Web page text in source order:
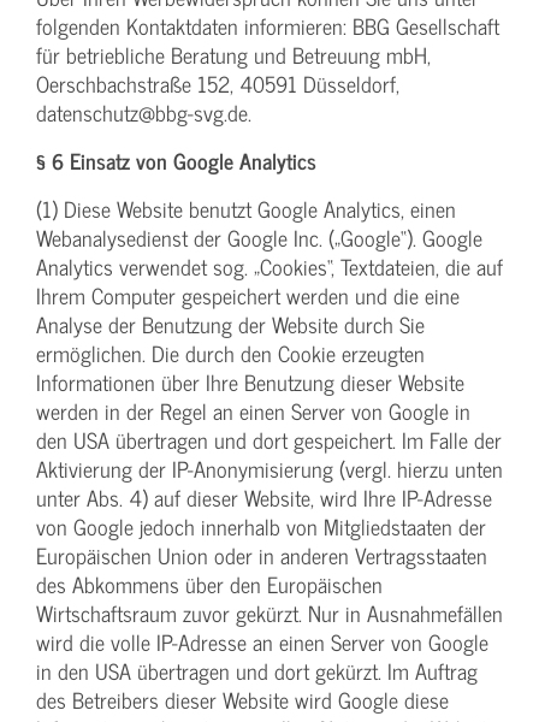
folgenden Kontaktdaten informieren: BBG Gesellschaft
für betriebliche Beratung und Betreuung mbH,
Oerschbachstraße 152, 40591 Düsseldorf,
datenschutz@bbg-svg.de.
§ 6 Einsatz von Google Analytics
(1) Diese Website benutzt Google Analytics, einen
Webanalysedienst der Google Inc. („Google“). Google
Analytics verwendet sog. „Cookies“, Textdateien, die auf
Ihrem Computer gespeichert werden und die eine
Analyse der Benutzung der Website durch Sie
ermöglichen. Die durch den Cookie erzeugten
Informationen über Ihre Benutzung dieser Website
werden in der Regel an einen Server von Google in
den USA übertragen und dort gespeichert. Im Falle der
Aktivierung der IP-Anonymisierung (vergl. hierzu unten
unter Abs. 4) auf dieser Website, wird Ihre IP-Adresse
von Google jedoch innerhalb von Mitgliedstaaten der
Europäischen Union oder in anderen Vertragsstaaten
des Abkommens über den Europäischen
Wirtschaftsraum zuvor gekürzt. Nur in Ausnahmefällen
wird die volle IP-Adresse an einen Server von Google
in den USA übertragen und dort gekürzt. Im Auftrag
des Betreibers dieser Website wird Google diese